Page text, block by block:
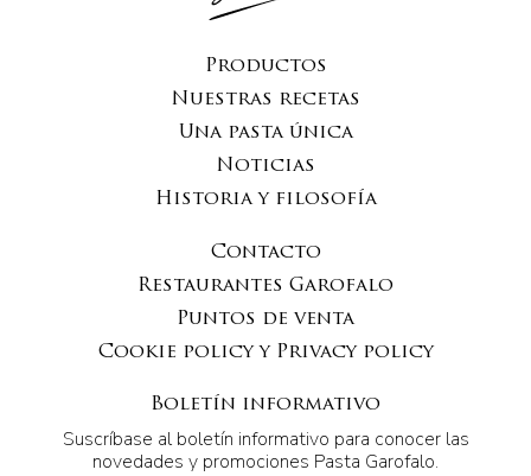
Productos
Nuestras recetas
Una pasta única
Noticias
Historia y filosofía
Contacto
Restaurantes Garofalo
Puntos de venta
Cookie policy y Privacy policy
Boletín informativo
Suscríbase al boletín informativo para conocer las
novedades y promociones Pasta Garofalo.